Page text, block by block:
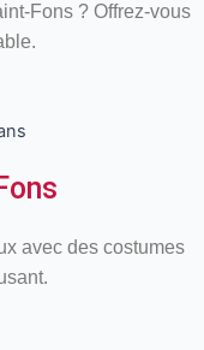
Fons ? Offrez-vous
avec des costumes